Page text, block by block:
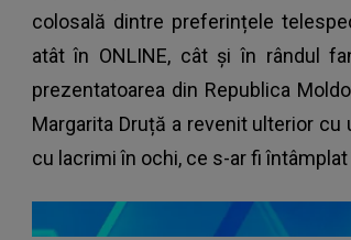
colosală dintre preferințele
atât în ONLINE, cât și în rândul
prezentatoarea din Republica
Margarita Druță a revenit ulterior
cu lacrimi în ochi, ce s-ar fi